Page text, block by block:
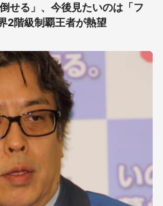
せる」、今後見たいのは「フ
2階級制覇王者が熱望